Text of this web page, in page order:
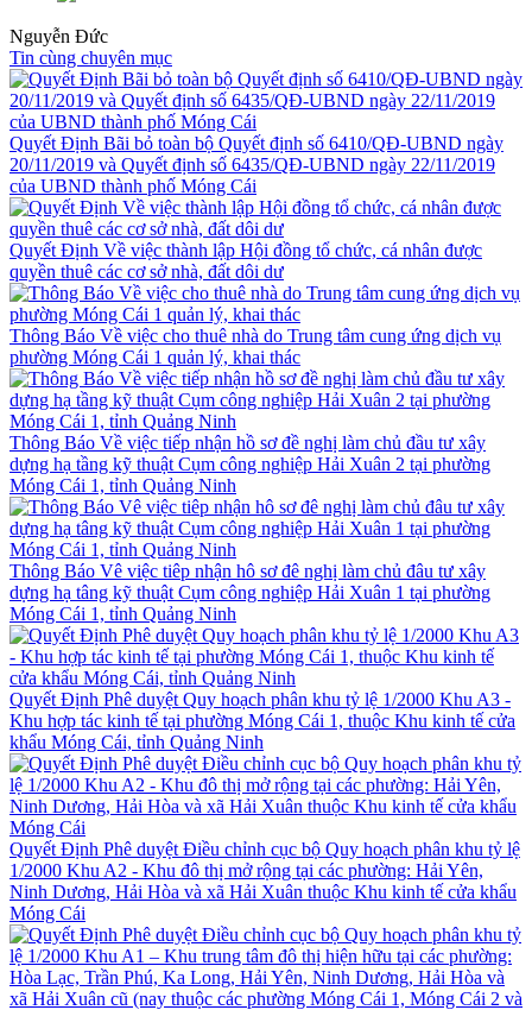
Nguyễn Đức
Tin cùng chuyên mục
Quyết Định Bãi bỏ toàn bộ Quyết định số 6410/QĐ-UBND ngày
20/11/2019 và Quyết định số 6435/QĐ-UBND ngày 22/11/2019
của UBND thành phố Móng Cái
Quyết Định Về việc thành lập Hội đồng tổ chức, cá nhân được
quyền thuê các cơ sở nhà, đất dôi dư
Thông Báo Về việc cho thuê nhà do Trung tâm cung ứng dịch vụ
phường Móng Cái 1 quản lý, khai thác
Thông Báo Về việc tiếp nhận hồ sơ đề nghị làm chủ đầu tư xây
dựng hạ tầng kỹ thuật Cụm công nghiệp Hải Xuân 2 tại phường
Móng Cái 1, tỉnh Quảng Ninh
Thông Báo Vê việc tiêp nhận hô sơ đê nghị làm chủ đâu tư xây
dựng hạ tâng kỹ thuật Cụm công nghiệp Hải Xuân 1 tại phường
Móng Cái 1, tỉnh Quảng Ninh
Quyết Định Phê duyệt Quy hoạch phân khu tỷ lệ 1/2000 Khu A3 -
Khu hợp tác kinh tế tại phường Móng Cái 1, thuộc Khu kinh tế cửa
khẩu Móng Cái, tỉnh Quảng Ninh
Quyết Định Phê duyệt Điều chỉnh cục bộ Quy hoạch phân khu tỷ lệ
1/2000 Khu A2 - Khu đô thị mở rộng tại các phường: Hải Yên,
Ninh Dương, Hải Hòa và xã Hải Xuân thuộc Khu kinh tế cửa khẩu
Móng Cái